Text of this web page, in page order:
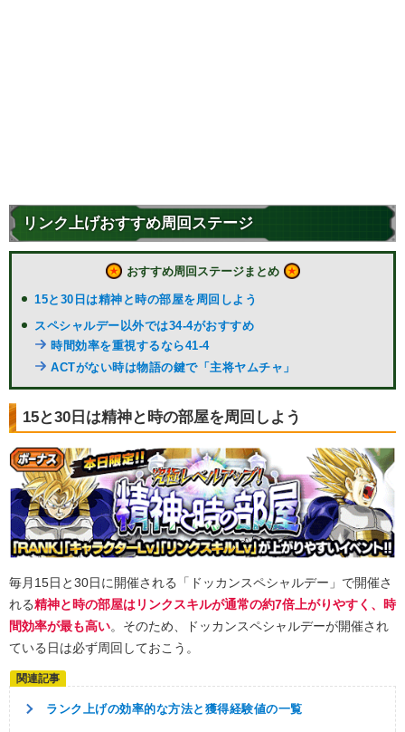
リンク上げおすすめ周回ステージ
おすすめ周回ステージまとめ
15と30日は精神と時の部屋を周回しよう
スペシャルデー以外では34-4がおすすめ
時間効率を重視するなら41-4
ACTがない時は物語の鍵で「主将ヤムチャ」
15と30日は精神と時の部屋を周回しよう
毎月15日と30日に開催される「ドッカンスペシャルデー」で開催さ
れる精神と時の部屋はリンクスキルが通常の約7倍上がりやすく、時
間効率が最も高い。そのため、ドッカンスペシャルデーが開催され
ている日は必ず周回しておこう。
ランク上げの効率的な方法と獲得経験値の一覧